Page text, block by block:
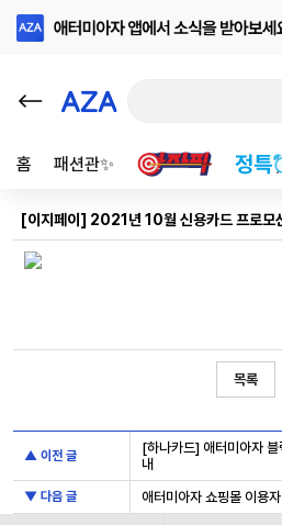
홈 패션관✨
[이지페이] 2021년 10월 신용카드 프로모
목록
▲ 이전 글
[하나카드] 애터미아자
내
▼ 다음 글 애터미아자 쇼핑몰 이용